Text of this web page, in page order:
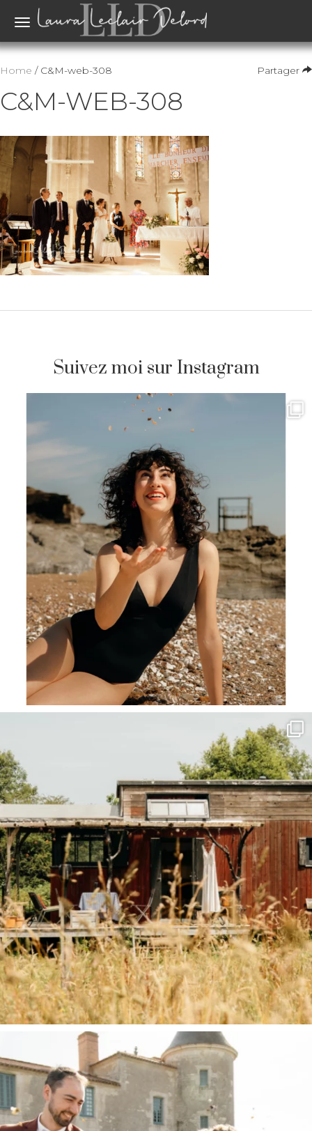
Toggle
Partager
Home / C&M-web-308
C&M-WEB-308
Suivez moi sur Instagram